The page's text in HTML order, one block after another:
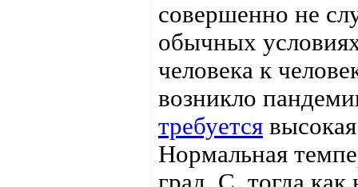
совершенно не
обычных
человека к
возникло
требуется
Нормальная